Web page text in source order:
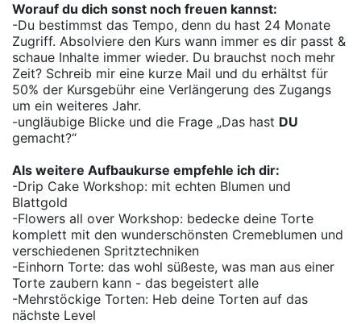
Worauf du dich sonst noch freuen kannst:
-Du bestimmst das Tempo, denn du hast 24 Monate
Zugriff. Absolviere den Kurs wann immer es dir passt &
schaue Inhalte immer wieder. Du brauchst noch mehr
Zeit? Schreib mir eine kurze Mail und du erhältst für
50% der Kursgebühr eine Verlängerung des Zugangs
um ein weiteres Jahr.
-ungläubige Blicke und die Frage „Das hast DU
gemacht?“
Als weitere Aufbaukurse empfehle ich dir:
-Drip Cake Workshop: mit echten Blumen und
Blattgold
-Flowers all over Workshop: bedecke deine Torte
komplett mit den wunderschönsten Cremeblumen und
verschiedenen Spritztechniken
-Einhorn Torte: das wohl süßeste, was man aus einer
Torte zaubern kann - das begeistert alle
-Mehrstöckige Torten: Heb deine Torten auf das
nächste Level